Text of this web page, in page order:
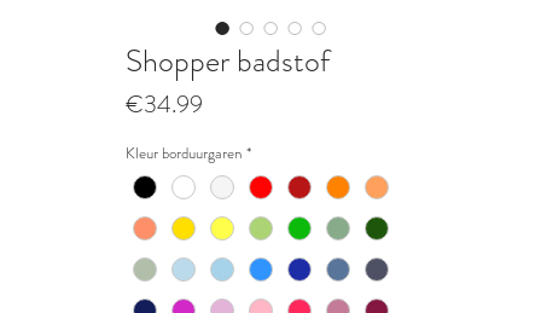
Shopper badstof
€34.99
Kleur borduurgaren *